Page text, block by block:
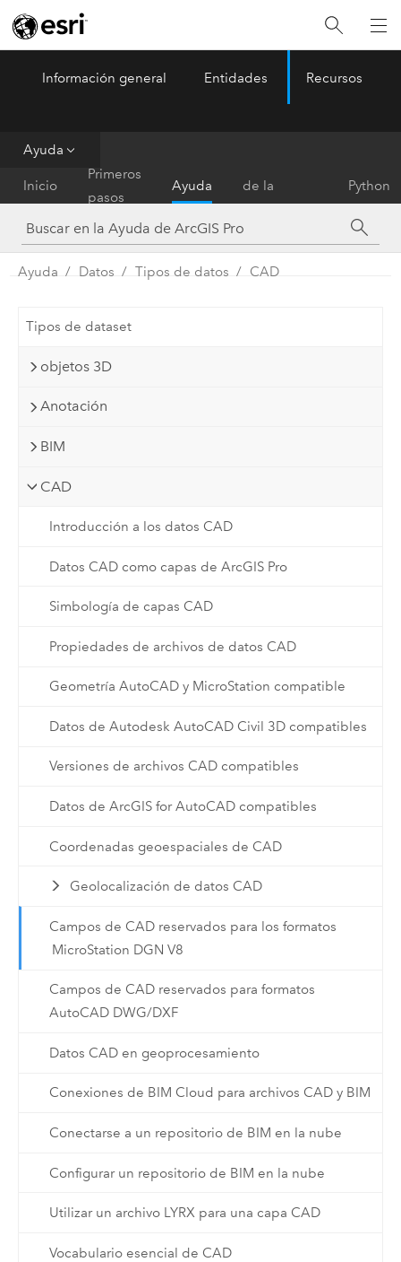
ArcGIS Pro Menu
Información general Entidades Recursos
Ayuda
Inicio
Primeros
pasos
Ayuda
de la
herramienta
Python
Ayuda Datos Tipos de datos CAD
Tipos de dataset
objetos 3D
Anotación
BIM
CAD
Introducción a los datos CAD
Datos CAD como capas de ArcGIS Pro
Simbología de capas CAD
Propiedades de archivos de datos CAD
Geometría AutoCAD y MicroStation compatible
Datos de Autodesk AutoCAD Civil 3D compatibles
Versiones de archivos CAD compatibles
Datos de ArcGIS for AutoCAD compatibles
Coordenadas geoespaciales de CAD
Geolocalización de datos CAD
Campos de CAD reservados para los formatos
MicroStation DGN V8
Campos de CAD reservados para formatos
AutoCAD DWG/DXF
Datos CAD en geoprocesamiento
Conexiones de BIM Cloud para archivos CAD y BIM
Conectarse a un repositorio de BIM en la nube
Configurar un repositorio de BIM en la nube
Utilizar un archivo LYRX para una capa CAD
Vocabulario esencial de CAD